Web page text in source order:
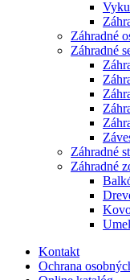
Záhradné
Záhradné
Záhradné
Záhradné
Kontakt
Ochrana